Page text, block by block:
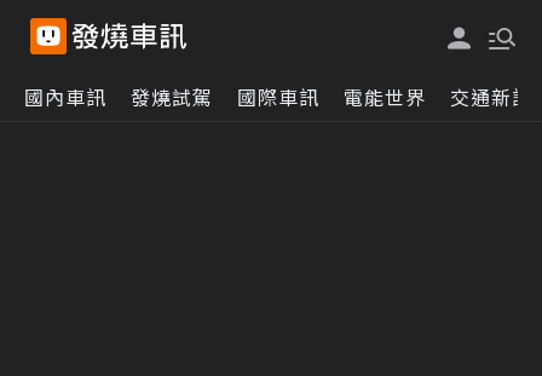
國內車訊 發燒試駕 國際車訊 電能世界 交通新訊